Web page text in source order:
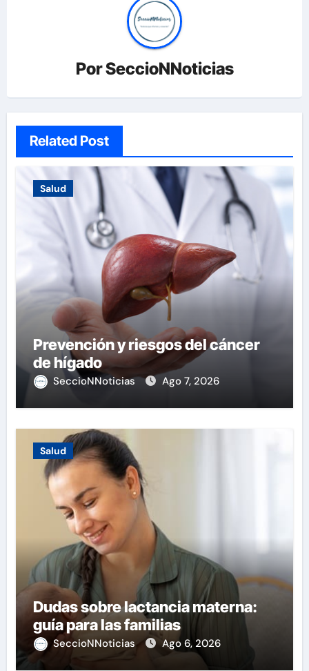
PorSeccioNNoticias
Related Post
Salud
Prevención y riesgos del cáncer
de hígado
SeccioNNoticias Ago 7, 2026
Salud
Dudas sobre lactancia materna:
guía para las familias
SeccioNNoticias Ago 6, 2026